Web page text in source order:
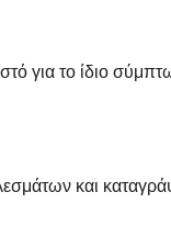
για το ίδιο
και